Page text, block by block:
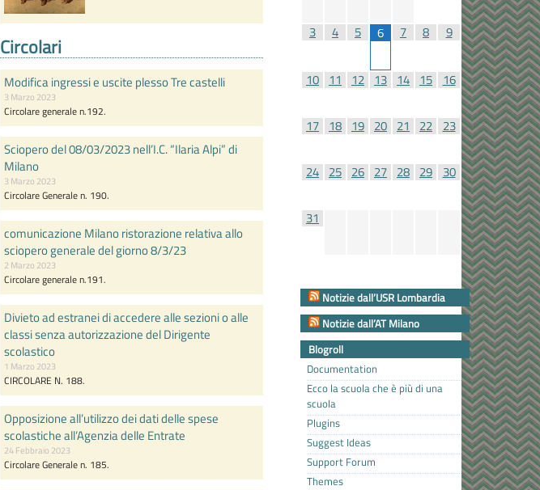
Circolari
Modifica ingressi e uscite plesso Tre castelli
3 Marzo 2023
Circolare generale n.192.
Sciopero del 08/03/2023 nell’I.C. “Ilaria Alpi” di
Milano
3 Marzo 2023
Circolare Generale n. 190.
comunicazione Milano ristorazione relativa allo
sciopero generale del giorno 8/3/23
2 Marzo 2023
Circolare generale n.191.
Divieto ad estranei di accedere alle sezioni o alle
classi senza autorizzazione del Dirigente
scolastico
1 Marzo 2023
CIRCOLARE N. 188.
Opposizione all’utilizzo dei dati delle spese
scolastiche all’Agenzia delle Entrate
24 Febbraio 2023
Circolare Generale n. 185.
3 4 5 6 7 8 9
10 11 12 13 14 15 16
17 18 19 20 21 22 23
24 25 26 27 28 29 30
31
Notizie dall’USR Lombardia
Notizie dall’AT Milano
Blogroll
Documentation
Ecco la scuola che è più di una
scuola
Plugins
Suggest Ideas
Support Forum
Themes